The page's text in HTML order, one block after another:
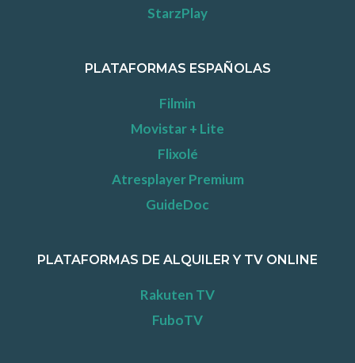
StarzPlay
PLATAFORMAS ESPAÑOLAS
Filmin
Movistar + Lite
Flixolé
Atresplayer Premium
GuideDoc
PLATAFORMAS DE ALQUILER Y TV ONLINE
Rakuten TV
FuboTV